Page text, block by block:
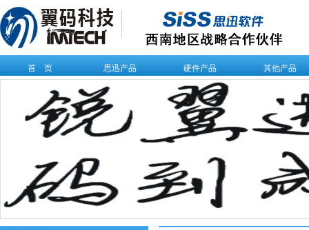
首 页 思迅产品 硬件产品 其他产品